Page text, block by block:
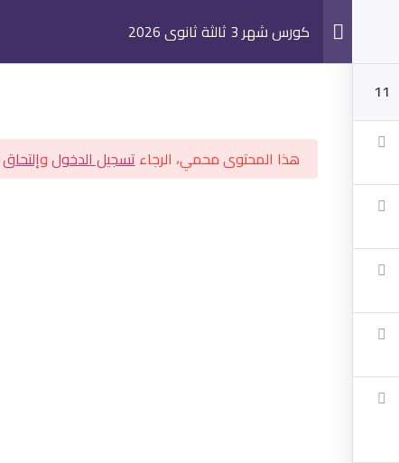
كورس شهر 3 ثالثة ثانوي 2026
11
هذا المحتوى محمي، الرجاءتسجيل الدخولوإلتحاق